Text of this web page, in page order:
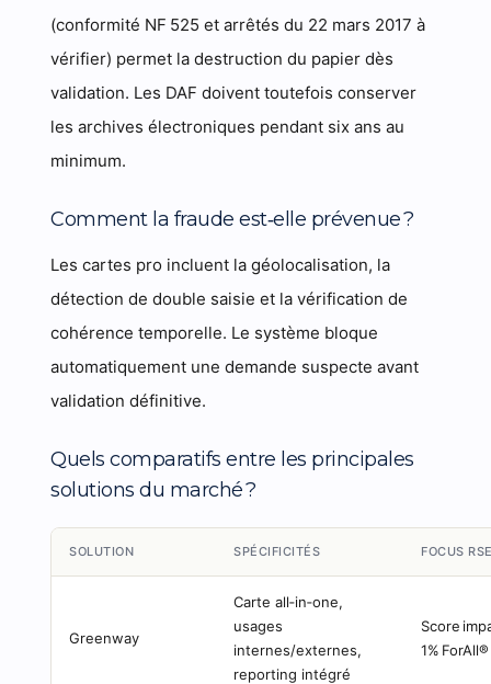
(conformité NF 525 et arrêtés du 22 mars 2017 à
vérifier) permet la destruction du papier dès
validation. Les DAF doivent toutefois conserver
les archives électroniques pendant six ans au
minimum.
Comment la fraude est‑elle prévenue ?
Les cartes pro incluent la géolocalisation, la
détection de double saisie et la vérification de
cohérence temporelle. Le système bloque
automatiquement une demande suspecte avant
validation définitive.
Quels comparatifs entre les principales
solutions du marché ?
SOLUTION SPÉCIFICITÉS FOCUS
Greenway
Carte all‑in‑one,
usages
internes/externes,
reporting intégré
Score
1% ForAll®